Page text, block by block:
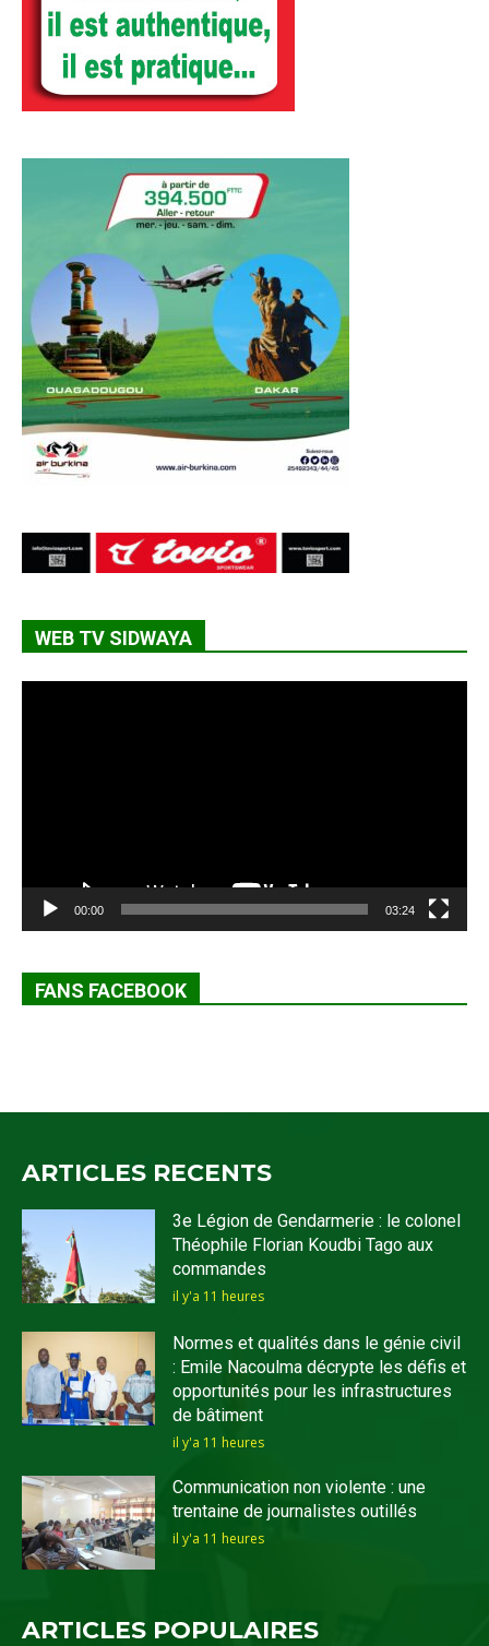
WEB TV SIDWAYA
00:00 03:24
FANS FACEBOOK
ARTICLES RECENTS
3e Légion de Gendarmerie : le colonel
Théophile Florian Koudbi Tago aux
commandes
il y'a 11 heures
Normes et qualités dans le génie civil
: Emile Nacoulma décrypte les défis et
opportunités pour les infrastructures
de bâtiment
il y'a 11 heures
Communication non violente : une
trentaine de journalistes outillés
il y'a 11 heures
ARTICLES POPULAIRES